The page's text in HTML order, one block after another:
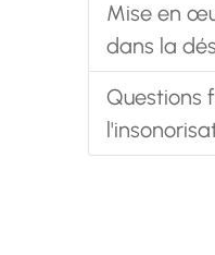
Mise en
dans la
Questions